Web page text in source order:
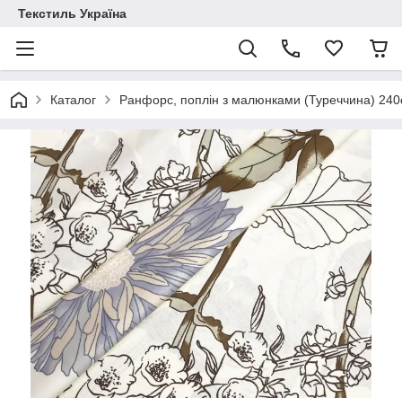
Текстиль Україна
Каталог Ранфорс, поплін з малюнками (Туреччина)